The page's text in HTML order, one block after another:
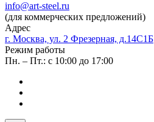
info@art-steel.ru
(для коммерческих предложений)
Адрес
г. Москва, ул. 2 Фрезерная, д.14С1Б
Режим работы
Пн. – Пт.: с 10:00 до 17:00